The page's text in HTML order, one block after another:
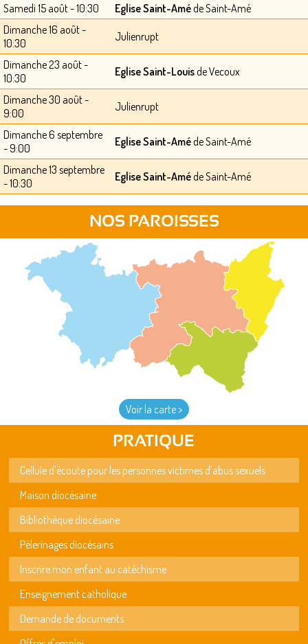
Samedi 15 août - 10:30 Eglise Saint-Améde Saint-Amé
Dimanche 16 août -
10:30
Julienrupt
Dimanche 23 août -
10:30
Eglise Saint-Louisde Vecoux
Dimanche 30 août -
9:00
Julienrupt
Dimanche 6 septembre
- 9:00
Eglise Saint-Améde Saint-Amé
Dimanche 13 septembre
- 10:30
Eglise Saint-Améde Saint-Amé
NOS PAROISSES
Voir la carte >
PRATIQUE
Cellule d'écoute pour les personnes victimes d'abus sexuels
Maison diocésaine
Bibliothèque diocésaine
Pèlerinages diocésains
Inscrire mon enfant au catéchisme
Enseignement catholique
Demande de documents